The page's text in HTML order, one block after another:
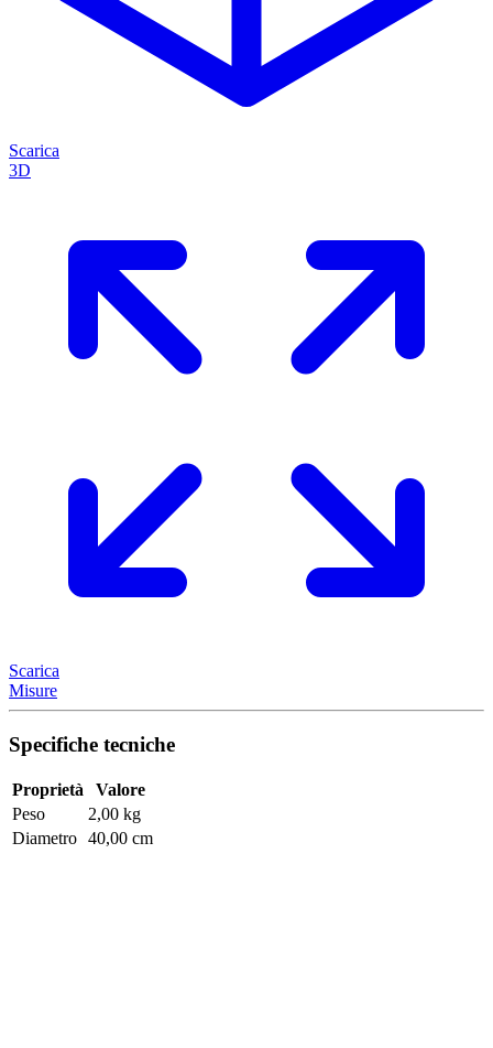
Scarica
3D
Scarica
Misure
Specifiche tecniche
Proprietà
Valore
Peso
2,00 kg
Diametro 40,00 cm